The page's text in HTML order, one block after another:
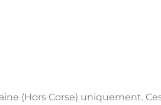
(Hors Corse) uniquement.